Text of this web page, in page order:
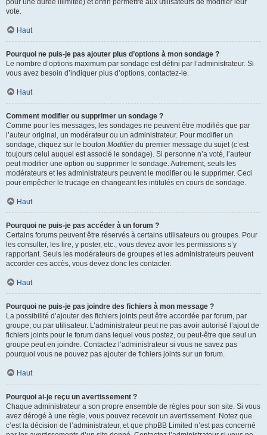
pour une durée illimitée) et enfin permettre aux utilisateurs de modifier leur
vote.
Haut
Pourquoi ne puis-je pas ajouter plus d’options à mon sondage ?
Le nombre d’options maximum par sondage est défini par l’administrateur. Si
vous avez besoin d’indiquer plus d’options, contactez-le.
Haut
Comment modifier ou supprimer un sondage ?
Comme pour les messages, les sondages ne peuvent être modifiés que par
l’auteur original, un modérateur ou un administrateur. Pour modifier un
sondage, cliquez sur le bouton Modifierdu premier message du sujet (c’est
toujours celui auquel est associé le sondage). Si personne n’a voté, l’auteur
peut modifier une option ou supprimer le sondage. Autrement, seuls les
modérateurs et les administrateurs peuvent le modifier ou le supprimer. Ceci
pour empêcher le trucage en changeant les intitulés en cours de sondage.
Haut
Pourquoi ne puis-je pas accéder à un forum ?
Certains forums peuvent être réservés à certains utilisateurs ou groupes. Pour
les consulter, les lire, y poster, etc., vous devez avoir les permissions s’y
rapportant. Seuls les modérateurs de groupes et les administrateurs peuvent
accorder ces accès, vous devez donc les contacter.
Haut
Pourquoi ne puis-je pas joindre des fichiers à mon message ?
La possibilité d’ajouter des fichiers joints peut être accordée par forum, par
groupe, ou par utilisateur. L’administrateur peut ne pas avoir autorisé l’ajout de
fichiers joints pour le forum dans lequel vous postez, ou peut-être que seul un
groupe peut en joindre. Contactez l’administrateur si vous ne savez pas
pourquoi vous ne pouvez pas ajouter de fichiers joints sur un forum.
Haut
Pourquoi ai-je reçu un avertissement ?
Chaque administrateur a son propre ensemble de règles pour son site. Si vous
avez dérogé à une règle, vous pouvez recevoir un avertissement. Notez que
c’est la décision de l’administrateur, et que phpBB Limited n’est pas concerné